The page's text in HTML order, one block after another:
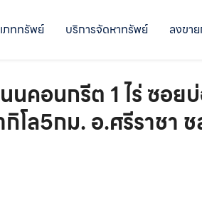
ภททรัพย์ บริการจัดหาทรัพย์ ลงขาย
คอนกรีต 1 ไร่ ซอย
โล5กม. อ.ศรีราชา